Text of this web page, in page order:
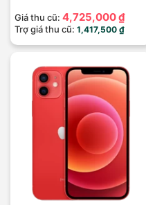
Giá thu cũ: 4,725,000 ₫
Trợ giá thu cũ: 1,417,500 ₫